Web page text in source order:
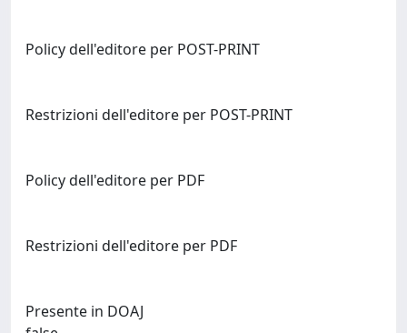
Policy dell'editore per POST-PRINT
Restrizioni dell'editore per POST-PRINT
Policy dell'editore per PDF
Restrizioni dell'editore per PDF
Presente in DOAJ